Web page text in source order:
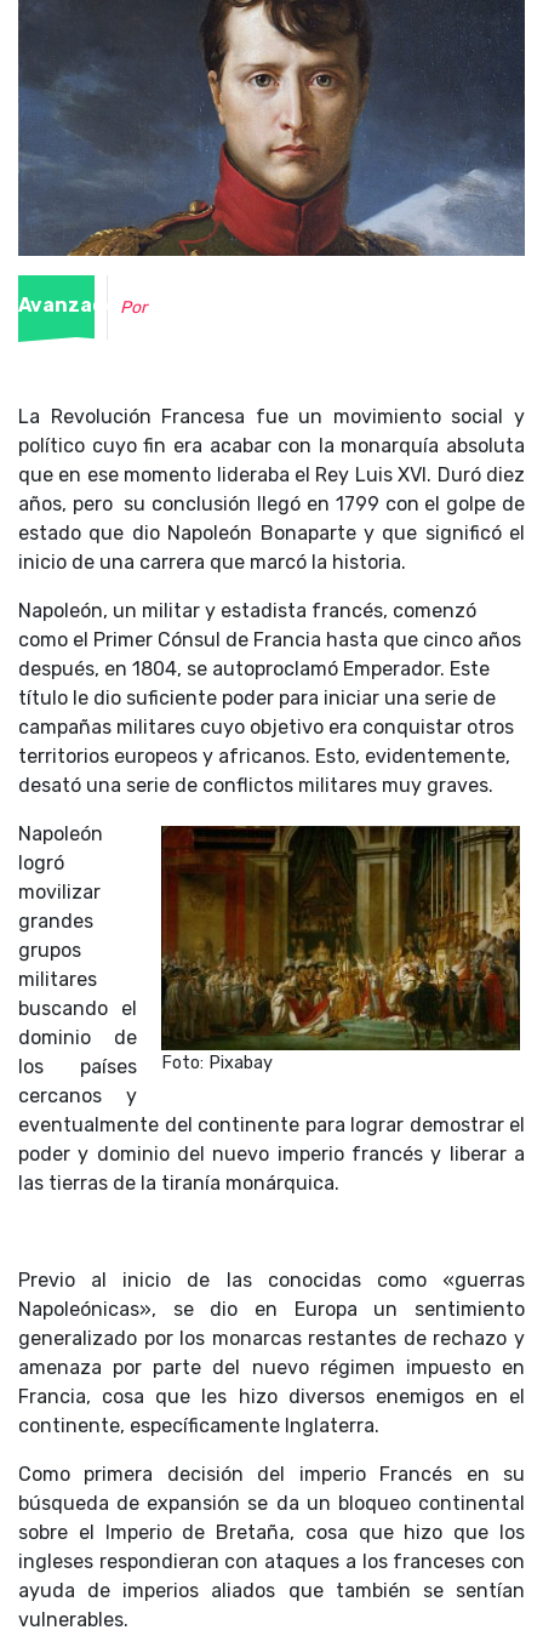
Avanzado Por
La Revolución Francesa fue un movimiento social y
político cuyo fin era acabar con la monarquía absoluta
que en ese momento lideraba el Rey Luis XVI. Duró diez
años, pero su conclusión llegó en 1799 con el golpe de
estado que dio Napoleón Bonaparte y que significó el
inicio de una carrera que marcó la historia.
Napoleón, un militar y estadista francés, comenzó
como el Primer Cónsul de Francia hasta que cinco años
después, en 1804, se autoproclamó Emperador. Este
título le dio suficiente poder para iniciar una serie de
campañas militares cuyo objetivo era conquistar otros
territorios europeos y africanos. Esto, evidentemente,
desató una serie de conflictos militares muy graves.
Foto: Pixabay
Napoleón
logró
movilizar
grandes
grupos
militares
buscando el
dominio de
los países
cercanos y
eventualmente del continente para lograr demostrar el
poder y dominio del nuevo imperio francés y liberar a
las tierras de la tiranía monárquica.
Previo al inicio de las conocidas como «guerras
Napoleónicas», se dio en Europa un sentimiento
generalizado por los monarcas restantes de rechazo y
amenaza por parte del nuevo régimen impuesto en
Francia, cosa que les hizo diversos enemigos en el
continente, específicamente Inglaterra.
Como primera decisión del imperio Francés en su
búsqueda de expansión se da un bloqueo continental
sobre el Imperio de Bretaña, cosa que hizo que los
ingleses respondieran con ataques a los franceses con
ayuda de imperios aliados que también se sentían
vulnerables.